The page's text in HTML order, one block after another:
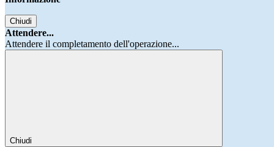
Chiudi
Attendere...
Attendere il completamento dell'operazione...
Chiudi